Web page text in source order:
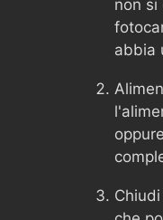
non si
abbia